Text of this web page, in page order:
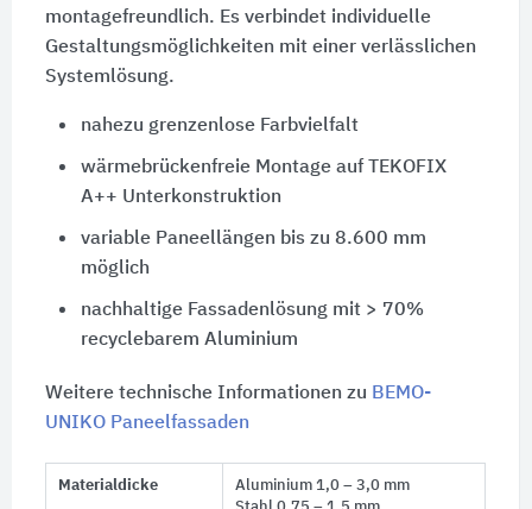
montagefreundlich. Es verbindet individuelle
Gestaltungsmöglichkeiten mit einer verlässlichen
Systemlösung.
nahezu grenzenlose Farbvielfalt
wärmebrückenfreie Montage auf TEKOFIX
A++ Unterkonstruktion
variable Paneellängen bis zu 8.600 mm
möglich
nachhaltige Fassadenlösung mit > 70%
recyclebarem Aluminium
Weitere technische Informationen zu BEMO-
UNIKO Paneelfassaden
Materialdicke
Aluminium 1,0 – 3,0 mm